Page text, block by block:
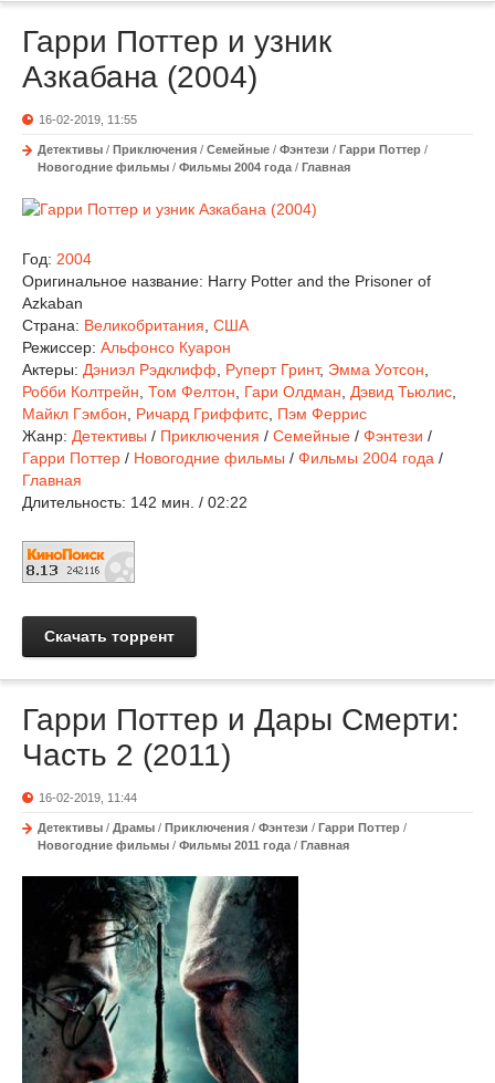
Гарри Поттер и узник
Азкабана (2004)
16-02-2019, 11:55
Детективы / Приключения / Семейные / Фэнтези / Гарри Поттер /
Новогодние фильмы / Фильмы 2004 года / Главная
Год: 2004
Оригинальное название: Harry Potter and the Prisoner of
Azkaban
Страна: Великобритания США
Режиссер: Альфонсо Куарон
Актеры: Дэниэл Рэдклифф Руперт Гринт, Эмма Уотсон
Робби Колтрейн Том Фелтон Гари Олдман Дэвид Тьюлис
Майкл Гэмбон
Ричард Гриффитс Пэм Феррис
Жанр: Детективы / Приключения / Семейные / Фэнтези /
Гарри Поттер / Новогодние фильмы / Фильмы 2004 года /
Главная
Длительность: 142 мин. / 02:22
Скачать торрент
Гарри Поттер и Дары Смерти:
Часть 2 (2011)
16-02-2019, 11:44
Детективы / Драмы / Приключения / Фэнтези / Гарри Поттер /
Новогодние фильмы / Фильмы 2011 года / Главная